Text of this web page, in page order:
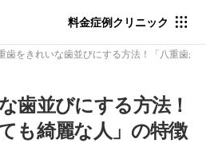
料金症例クリニック
歯をきれいな歯並びにする方法！「八重歯が
歯並びにする方法！
も綺麗な人」の特徴